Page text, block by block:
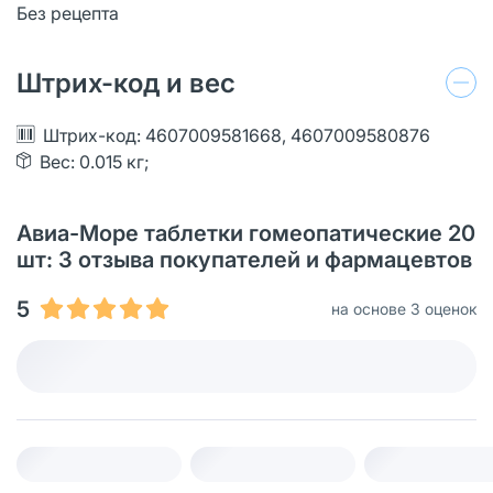
Без рецепта
Штрих-код и вес
Штрих-код: 4607009581668, 4607009580876
Вес: 0.015 кг;
Авиа-Море таблетки гомеопатические 20
шт: 3 отзыва покупателей и фармацевтов
5
на основе 3 оценок